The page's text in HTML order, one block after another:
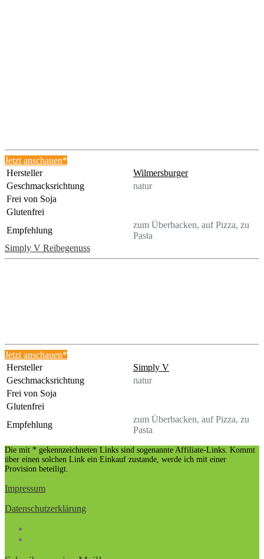
Jetzt anschauen*
Hersteller
Wilmersburger
Geschmacksrichtung
natur
Frei von Soja
Glutenfrei
Empfehlung
zum Überbacken, auf Pizza, zu
Pasta
Simply V Reibegenuss
Jetzt anschauen*
Hersteller
Simply V
Geschmacksrichtung
natur
Frei von Soja
Glutenfrei
Empfehlung
zum Überbacken, auf Pizza, zu
Pasta
Die mit * gekennzeichneten Links sind sogenannte Affiliate-Links. Kommt
über einen solchen Link ein Einkauf zustande, werde ich mit einer
Provision beteiligt.
Impressum
Datenschutzerklärung